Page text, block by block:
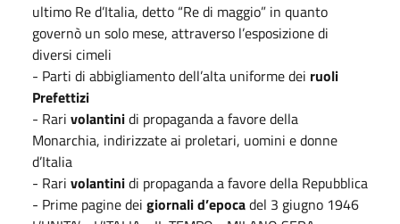
ultimo Re d’Italia, detto “Re di maggio” in quanto
governò un solo mese, attraverso l’esposizione di
diversi cimeli
- Parti di abbigliamento dell’alta uniforme dei ruoli
Prefettizi
- Rari volantinidi propaganda a favore della
Monarchia, indirizzate ai proletari, uomini e donne
d’Italia
- Rari volantinidi propaganda a favore della Repubblica
- Prime pagine dei giornali d’epocadel 3 giugno 1946